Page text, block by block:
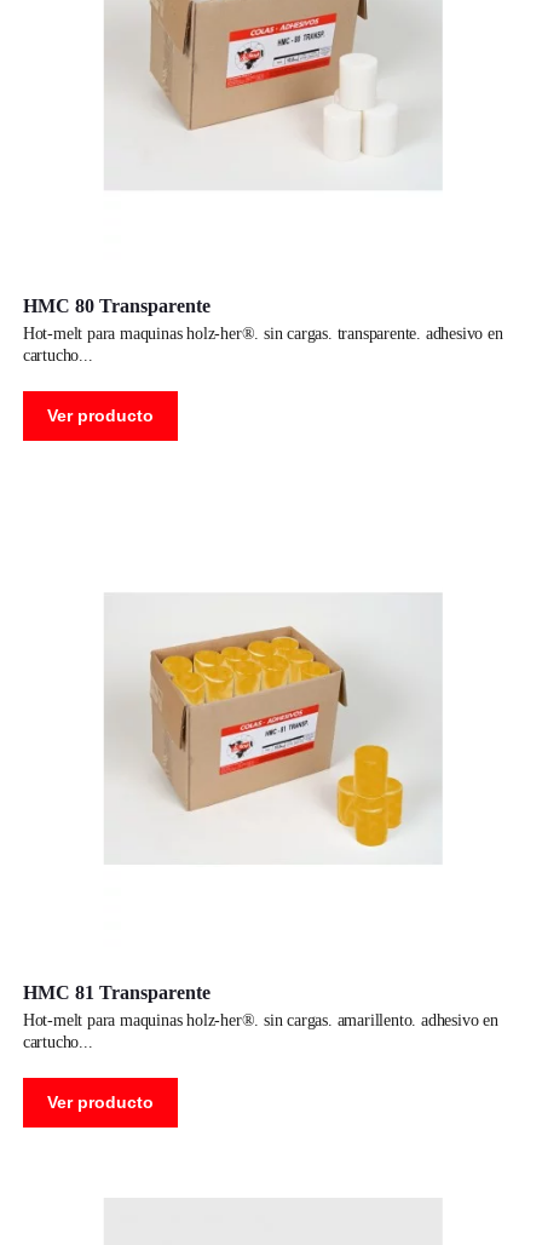
HMC 80 Transparente
hot-melt para maquinas holz-her®. sin cargas. transparente. adhesivo en
cartucho
Ver producto
HMC 81 Transparente
hot-melt para maquinas holz-her®. sin cargas. amarillento. adhesivo en
cartucho
Ver producto